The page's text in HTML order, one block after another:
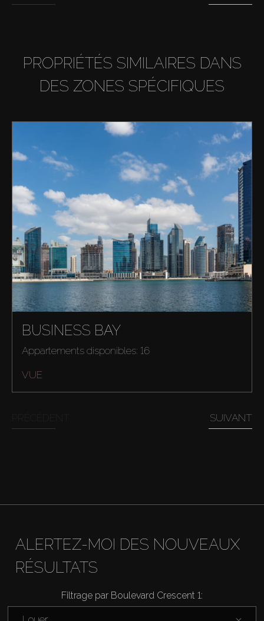
Acheter
Vendre
PROPRIÉTÉS SIMILAIRES DANS
DES ZONES SPÉCIFIQUES
BUSINESS BAY
Appartements disponibles: 16
VUE
SUIVANT
ALERTEZ-MOI DES NOUVEAUX
RÉSULTATS
Filtrage par Boulevard Crescent 1: